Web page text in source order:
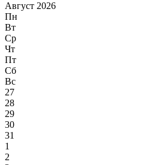
Август 2026
Пн
Вт
Ср
Чт
Пт
Сб
Вс
27
28
29
30
31
1
2